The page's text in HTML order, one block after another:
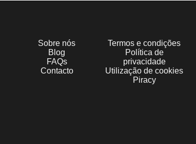
Sobre nós
Blog
FAQs
Contacto
Termos e condições
Política de
privacidade
Utilização de cookies
Piracy